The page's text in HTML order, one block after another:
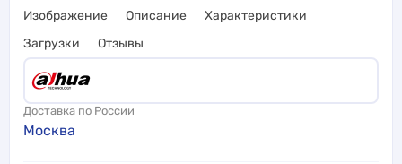
Изображение Описание
Характеристики
Загрузки
Отзывы
Доставка по России
Москва